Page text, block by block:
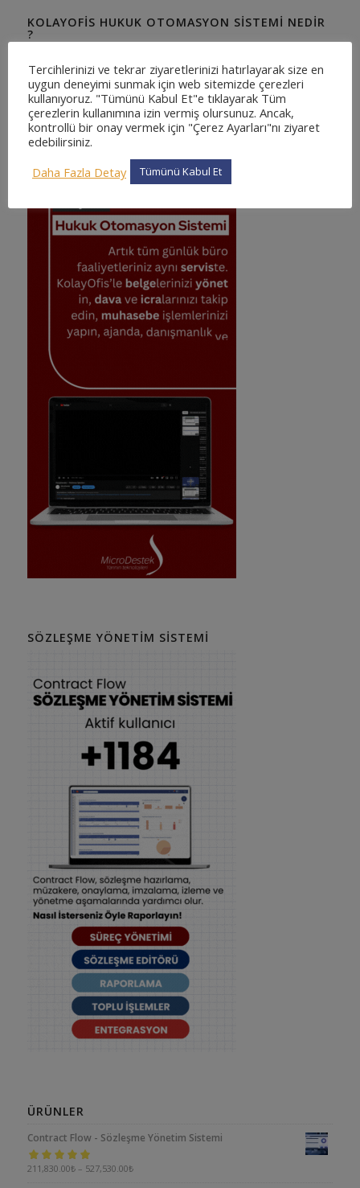
KOLAYOFIS HUKUK OTOMASYON SISTEMI NEDIR
?
otomasyon sistemi. Sizde binlerce avukatın tercih ettiği ve
güvendiği KolayOfis Hukuk Otomasyon Sistemi 'ne katılın !
KOLAYOFIS KURUMSAL HUKUK OTOMASYON
SÖZLEŞME YÖNETIM SISTEMI
ÜRÜNLER
Contract Flow - Sözleşme Yönetim Sistemi
5 üzerinden
211,830.00₺ – 527,530.00₺
Tercihlerinizi ve tekrar ziyaretlerinizi hatırlayarak size en
uygun deneyimi sunmak için web sitemizde çerezleri
kullanıyoruz. "Tümünü Kabul Et"e tıklayarak Tüm
çerezlerin kullanımına izin vermiş olursunuz. Ancak,
kontrollü bir onay vermek için "Çerez Ayarları"nı ziyaret
edebilirsiniz.
Daha Fazla Detay
Tümünü Kabul Et